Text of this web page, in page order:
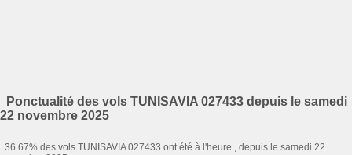
Ponctualité des vols TUNISAVIA 027433 depuis le samedi
22 novembre 2025
36.67% des vols TUNISAVIA 027433 ont été à l'heure , depuis le samedi 22